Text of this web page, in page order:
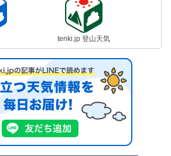
tenki.jp 登山天気